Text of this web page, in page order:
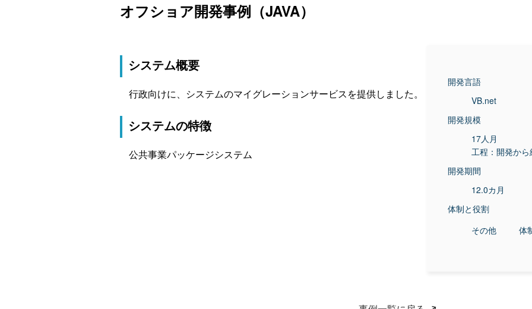
オフショア開発事例（JAVA）
システム概要
行政向けに、システムのマイグレーションサービスを提供しました。
システムの特徴
公共事業パッケージシステム
開発言語
VB.net
開発規模
17人月
工程：開発から
開発期間
12.0カ月
体制と役割
その他
体